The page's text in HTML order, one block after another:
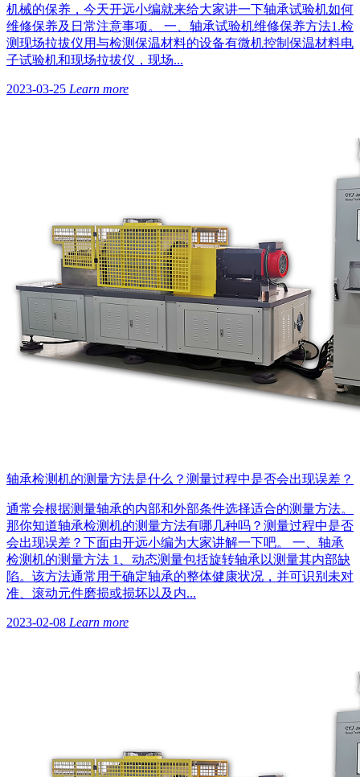
机械的保养，今天开远小编就来给大家讲一下轴承试验机如何
维修保养及日常注意事项。 一、轴承试验机维修保养方法1.检
测现场拉拔仪用与检测保温材料的设备有微机控制保温材料电
子试验机和现场拉拔仪，现场...
2023-03-25 Learn more
轴承检测机的测量方法是什么？测量过程中是否会出现误差？
通常会根据测量轴承的内部和外部条件选择适合的测量方法。
那你知道轴承检测机的测量方法有哪几种吗？测量过程中是否
会出现误差？下面由开远小编为大家讲解一下吧。 一、轴承
检测机的测量方法 1、动态测量包括旋转轴承以测量其内部缺
陷。该方法通常用于确定轴承的整体健康状况，并可识别未对
准、滚动元件磨损或损坏以及内...
2023-02-08 Learn more